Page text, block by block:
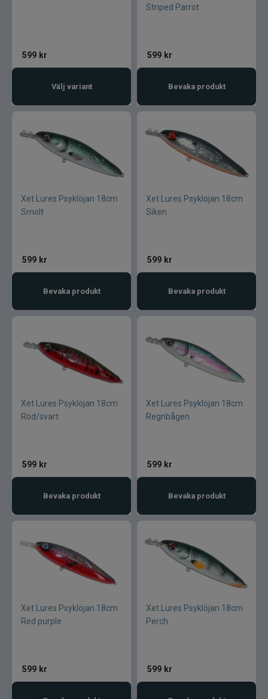
Pinewood
Pikewallis
Plano
Powerbait
Prologic
Ram mounts
Relax
River2Sea
Ron Thompson
Salmo
Scientific Anglers
Scotty
599 kr
Välj variant
Striped Parrot
599 kr
Bevaka produkt
Xet Lures Psyklöjan 18cm
Smolt
599 kr
Bevaka produkt
Xet Lures Psyklöjan 18cm
Siken
599 kr
Bevaka produkt
Xet Lures Psyklöjan 18cm
Röd/svart
599 kr
Bevaka produkt
Xet Lures Psyklöjan 18cm
Regnbågen
599 kr
Bevaka produkt
Xet Lures Psyklöjan 18cm
Red purple
599 kr
Xet Lures Psyklöjan 18cm
Perch
599 kr